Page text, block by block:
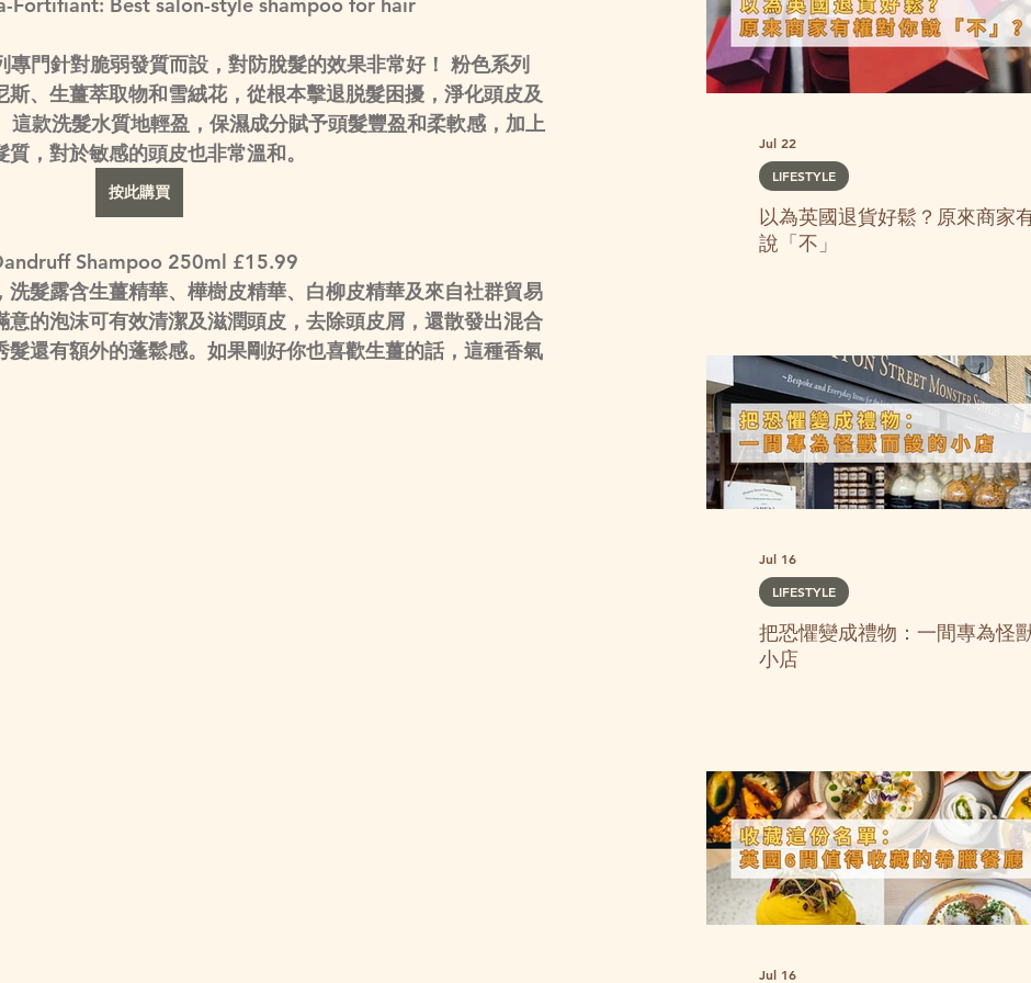
Fortifiant: Best salon-style shampoo for hair
專門針對脆弱發質而設，對防脫髮的效果非常好！ 粉色系列
、生薑萃取物和雪絨花，從根本擊退脱髮困擾，淨化頭皮及
款洗髮水質地輕盈，保濕成分賦予頭髮豐盈和柔軟感，加上
，對於敏感的頭皮也非常溫和。
按此購買
Shampoo 250ml £15.99
髮露含生薑精華、樺樹皮精華、白柳皮精華及來自社群貿易
的泡沫可有效清潔及滋潤頭皮，去除頭皮屑，還散發出混合
還有額外的蓬鬆感。如果剛好你也喜歡生薑的話，這種香氣
以為英國退貨好鬆？原來商家
說「不」
LIFESTYLE
Jul 22
把恐懼變成禮物：一間專為怪
小店
LIFESTYLE
Jul 16
Jul 16